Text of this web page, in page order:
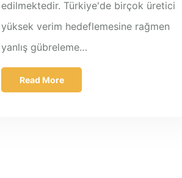
edilmektedir. Türkiye'de birçok üretici
yüksek verim hedeflemesine rağmen
yanlış gübreleme…
Read More